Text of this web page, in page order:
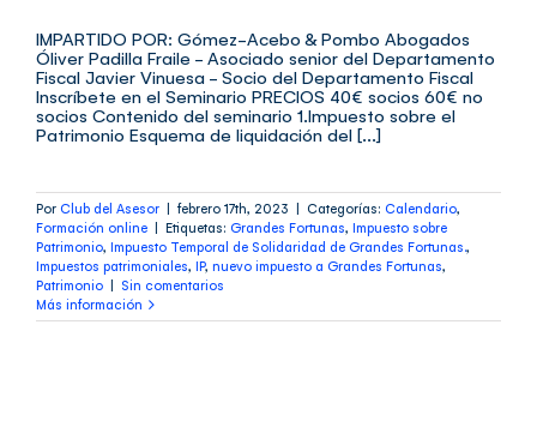
IMPARTIDO POR: Gómez-Acebo & Pombo Abogados
Óliver Padilla Fraile - Asociado senior del Departamento
Fiscal Javier Vinuesa - Socio del Departamento Fiscal
Inscríbete en el Seminario PRECIOS 40€ socios 60€ no
socios Contenido del seminario 1.Impuesto sobre el
Patrimonio Esquema de liquidación del [...]
Por Club del Asesor | febrero 17th, 2023 | Categorías: Calendario,
Formación online | Etiquetas: Grandes Fortunas, Impuesto sobre
Patrimonio, Impuesto Temporal de Solidaridad de Grandes Fortunas.,
Impuestos patrimoniales, IP, nuevo impuesto a Grandes Fortunas,
Patrimonio | Sin comentarios
Más información